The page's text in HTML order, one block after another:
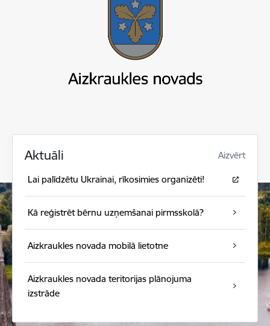
Aktuāli Aizvērt
Lai palīdzētu Ukrainai, rīkosimies organizēti!
Kā reģistrēt bērnu uzņemšanai pirmsskolā?
Aizkraukles novada mobilā lietotne
Aizkraukles novada teritorijas plānojuma
izstrāde